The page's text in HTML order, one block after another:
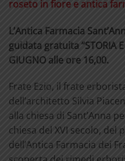
roseto in fiore e antica
L’Antica Farmacia
guidata gratuita “STORIA E
GIUGNO alle ore 16,00.
Frate Ezio, il frate
dell’architetto Silvia
alla chiesa di Sant’Anna
chiesa del XVI secolo, del
dell’Antica Farmacia dei